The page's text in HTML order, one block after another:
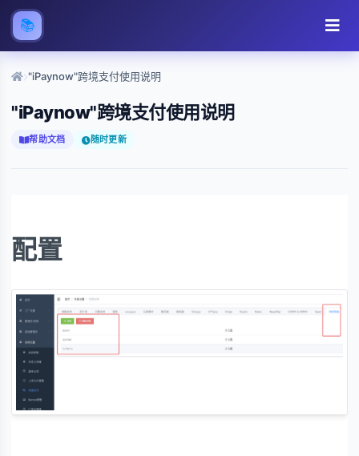
📚
"iPaynow"跨境支付使用说明
"iPaynow"跨境支付使用说明
帮助文档 随时更新
配置